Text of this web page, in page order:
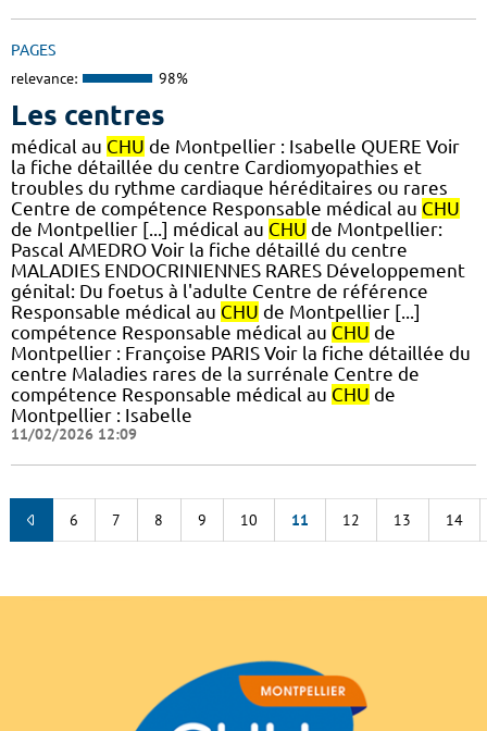
PAGES
relevance: 98%
Les centres
médical au CHU de Montpellier : Isabelle QUERE Voir
la fiche détaillée du centre Cardiomyopathies et
troubles du rythme cardiaque héréditaires ou rares
Centre de compétence Responsable médical au CHU
de Montpellier [...] médical au CHU de Montpellier:
Pascal AMEDRO Voir la fiche détaillé du centre
MALADIES ENDOCRINIENNES RARES Développement
génital: Du foetus à l'adulte Centre de référence
Responsable médical au CHU de Montpellier [...]
compétence Responsable médical au CHU de
Montpellier : Françoise PARIS Voir la fiche détaillée du
centre Maladies rares de la surrénale Centre de
compétence Responsable médical au CHU de
Montpellier : Isabelle
11/02/2026 12:09
6 7 8 9 10 11 12 13 14